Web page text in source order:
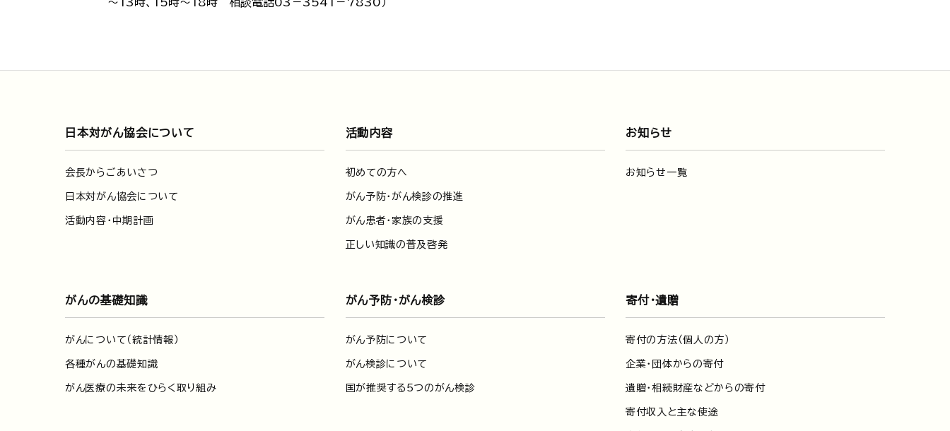
日本対がん協会について
会長からごあいさつ
日本対がん協会について
活動内容・中期計画
活動内容
初めての方へ
がん予防・がん検診の推進
がん患者・家族の支援
正しい知識の普及啓発
お知らせ
お知らせ一覧
がんの基礎知識
がんについて（統計情報）
各種がんの基礎知識
がん医療の未来をひらく取り組み
がん予防・がん検診
がん予防について
がん検診について
国が推奨する5つのがん検診
寄付・遺贈
寄付の方法（個人の方）
企業・団体からの寄付
遺贈・相続財産などからの寄付
寄付収入と主な使途